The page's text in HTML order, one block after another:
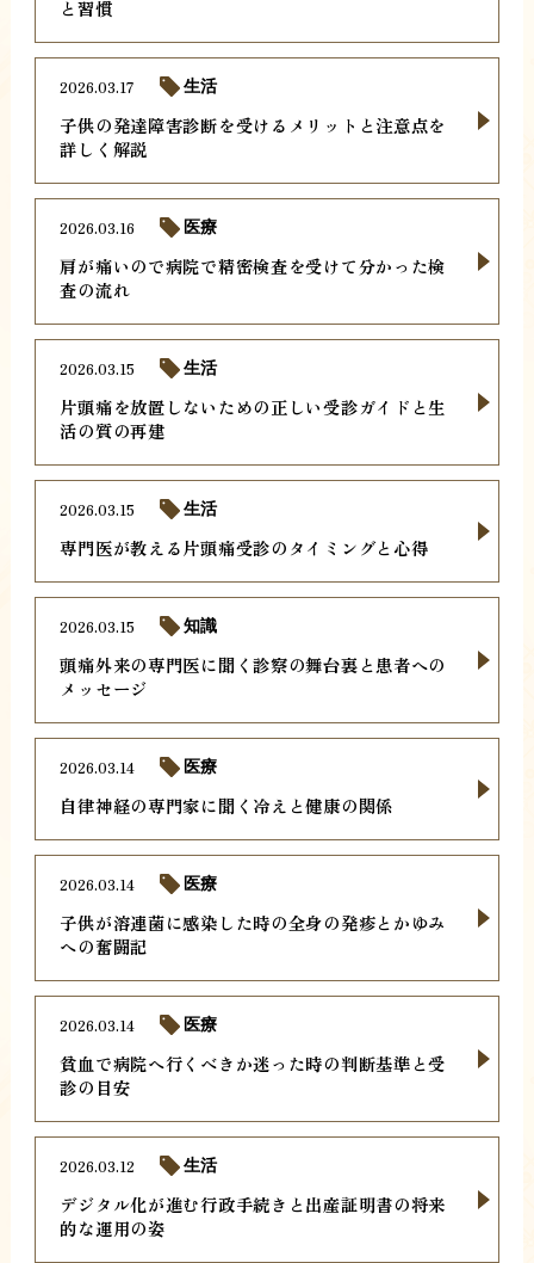
と習慣
子供の発達障害診断を受けるメリットと注意点を
詳しく解説
2026.03.17 生活
肩が痛いので病院で精密検査を受けて分かった検
査の流れ
2026.03.16 医療
片頭痛を放置しないための正しい受診ガイドと生
活の質の再建
2026.03.15 生活
専門医が教える片頭痛受診のタイミングと心得
2026.03.15 生活
頭痛外来の専門医に聞く診察の舞台裏と患者への
メッセージ
2026.03.15 知識
自律神経の専門家に聞く冷えと健康の関係
2026.03.14 医療
子供が溶連菌に感染した時の全身の発疹とかゆみ
への奮闘記
2026.03.14 医療
貧血で病院へ行くべきか迷った時の判断基準と受
診の目安
2026.03.14 医療
デジタル化が進む行政手続きと出産証明書の将来
的な運用の姿
2026.03.12 生活